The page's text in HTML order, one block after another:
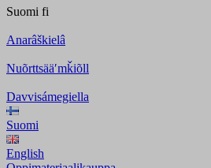
Suomi fi
Anarâškielâ
Nuõrttsääʹmǩiõll
Davvisámegiella
Suomi
English